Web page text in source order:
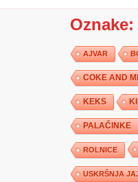
Oznake:
AJVAR
COKE AND
KEKS
PALAČINKE
ROLNICE
USKRŠNJA